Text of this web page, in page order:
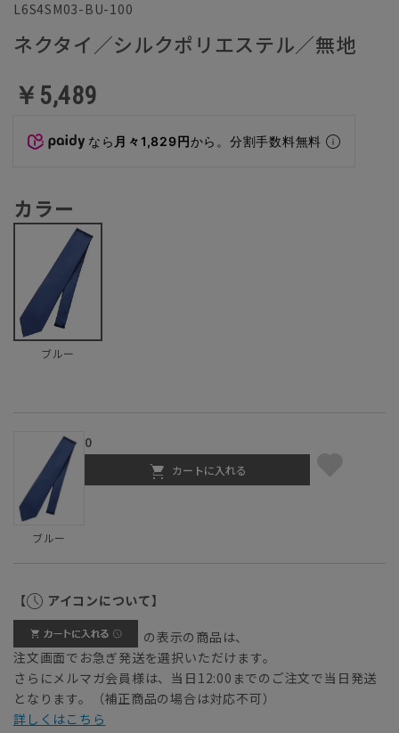
L6S4SM03-BU-100
ネクタイ／シルクポリエステル／無地
￥5,489
なら 月々1,829円から。分割手数料無料
カラー
ブルー
ブルー
0
カートに入れる
【 アイコンについて】
の表示の商品は、
注文画面でお急ぎ発送を選択いただけます。
さらにメルマガ会員様は、当日12:00までのご注文で当日発送
となります。（補正商品の場合は対応不可）
詳しくはこちら